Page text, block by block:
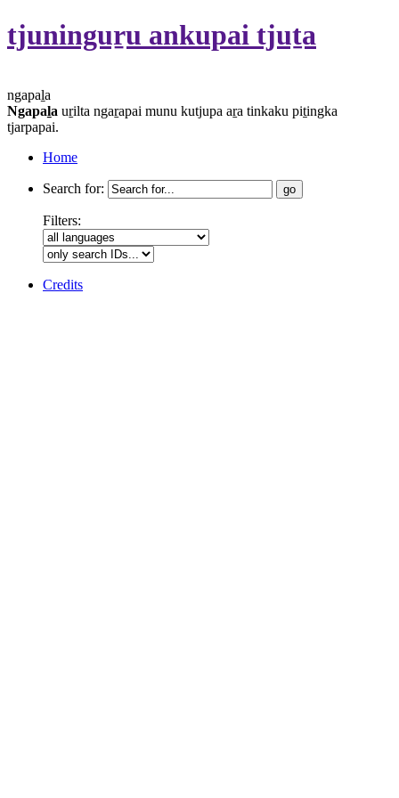
tjuninguṟu ankupai tjuṯa
ngapaḻa
Ngapaḻa uṟilta ngaṟapai munu kutjupa aṟa tinkaku piṯingka
tjarpapai.
Home
Search for:
Filters:
Credits